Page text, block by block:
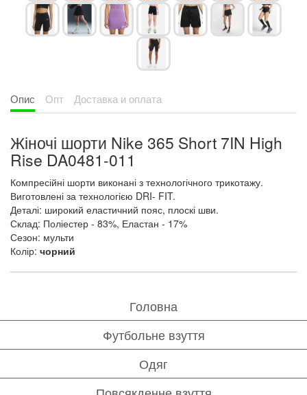
Опис Опт Доставка и оплата
Жіночі шорти Nike 365 Short 7IN High
Rise DA0481-011
Компресійні шорти виконані з технологічного трикотажу.
Виготовлені за технологією DRI- FIT.
Деталі: широкий еластичний пояс, плоскі шви.
Склад: Поліестер - 83%, Еластан - 17%
Сезон: мульти
Колір: чорний
Головна
Футбольне взуття
Одяг